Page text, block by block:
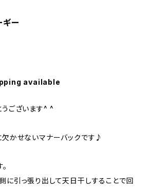
ギー
available
ございます^ ^
欠かせないマナーバックです♪
に引っ張り出して天日干しすることで回